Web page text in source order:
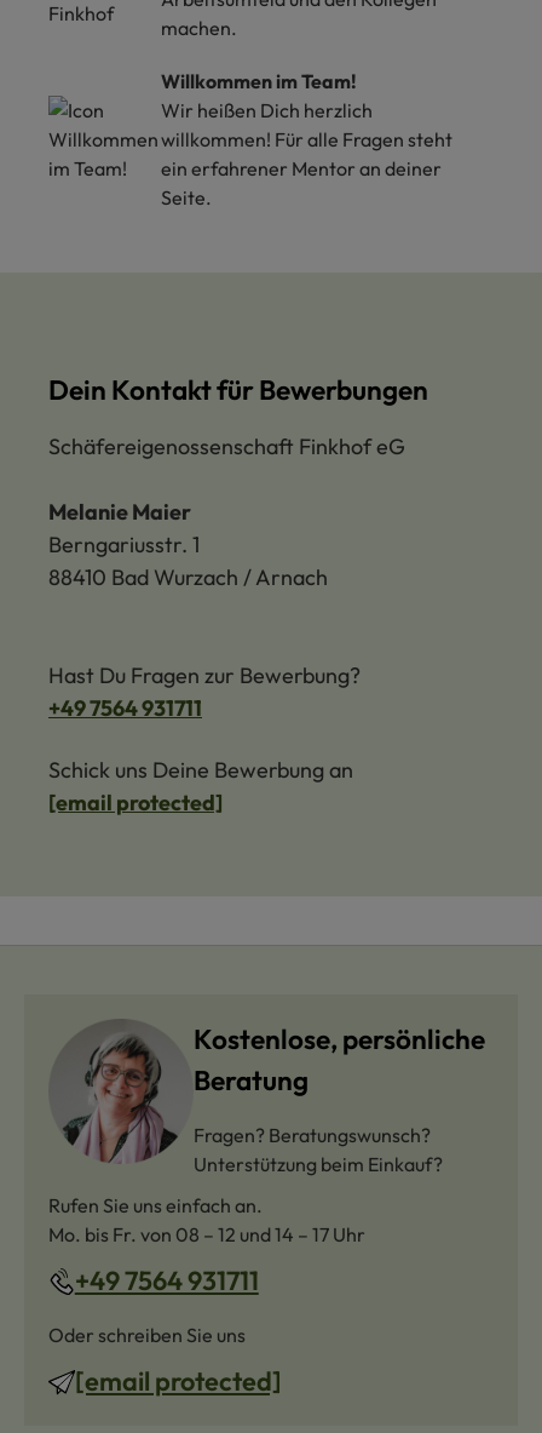
machen.
Willkommen im Team!
Wir heißen Dich herzlich
willkommen! Für alle Fragen steht
ein erfahrener Mentor an deiner
Seite.
Dein Kontakt für Bewerbungen
Schäfereigenossenschaft Finkhof eG
Melanie Maier
Berngariusstr. 1
88410 Bad Wurzach / Arnach
Hast Du Fragen zur Bewerbung?
+49 7564 931711
Schick uns Deine Bewerbung an
[email protected]
Kostenlose, persönliche
Beratung
Fragen? Beratungswunsch?
Unterstützung beim Einkauf?
Rufen Sie uns einfach an.
Mo. bis Fr. von 08 – 12 und 14 – 17 Uhr
+49 7564 931711
Oder schreiben Sie uns
[email protected]